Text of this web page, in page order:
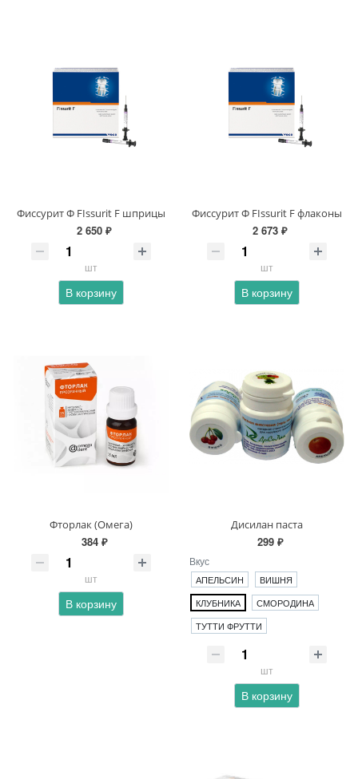
Фиссурит Ф FIssurit F шприцы
2 650 ₽
шт
В корзину
Фиссурит Ф FIssurit F флаконы
2 673 ₽
шт
В корзину
Фторлак (Омега)
384 ₽
шт
В корзину
Дисилан паста
299 ₽
Вкус
АПЕЛЬСИН
ВИШНЯ
КЛУБНИКА
СМОРОДИНА
ТУТТИ ФРУТТИ
шт
В корзину